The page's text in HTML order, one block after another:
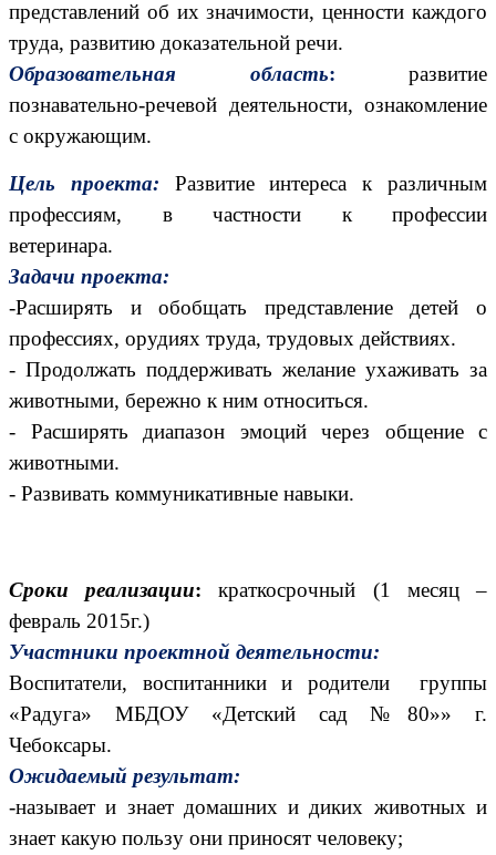
представлений об их значимости, ценности каждого
труда, развитию доказательной речи.
Образовательная область: развитие
познавательно-речевой деятельности, ознакомление
с окружающим.
Цель проекта: Развитие интереса к различным
профессиям, в частности к профессии
ветеринара.
Задачи проекта:
-Расширять и обобщать представление детей о
профессиях, орудиях труда, трудовых действиях.
- Продолжать поддерживать желание ухаживать за
животными, бережно к ним относиться.
- Расширять диапазон эмоций через общение с
животными.
- Развивать коммуникативные навыки.
Сроки реализации: краткосрочный (1 месяц –
февраль 2015г.)
Участники проектной деятельности:
Воспитатели, воспитанники и родители группы
«Радуга» МБДОУ «Детский сад №80»» г.
Чебоксары.
Ожидаемый результат:
-называет и знает домашних и диких животных и
знает какую пользу они приносят человеку;